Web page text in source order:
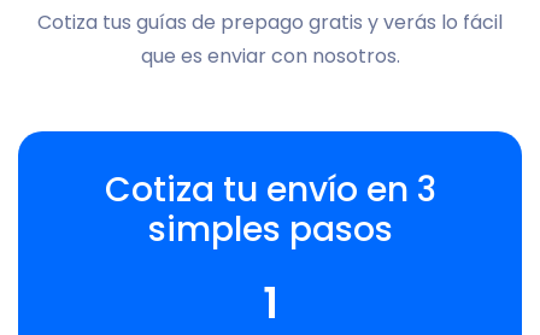
Cotiza tus guías de prepago gratis y verás lo fácil
que es enviar con nosotros.
Cotiza tu envío en 3
simples pasos
1